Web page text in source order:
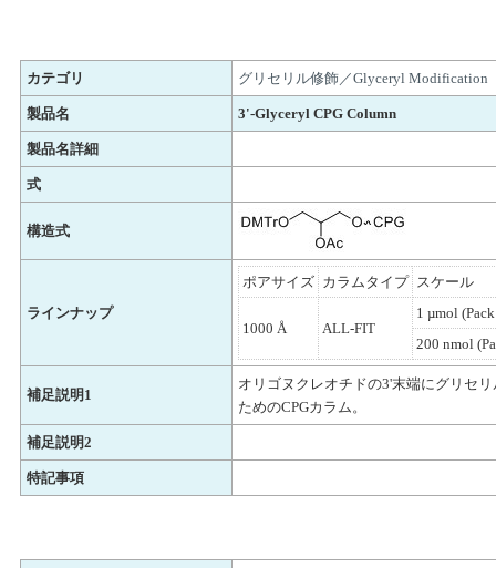
カテゴリ グリセリル修飾／Glyceryl Modification
製品名 3'-Glyceryl CPG Column
製品名詳細
式
構造式
ラインナップ
ポアサイズ カラムタイプ スケール
1000 Å ALL-FIT
1 µmol
200 nmol
補足説明1
オリゴヌクレオチドの3'末端にグリセ
ためのCPGカラム。
補足説明2
特記事項